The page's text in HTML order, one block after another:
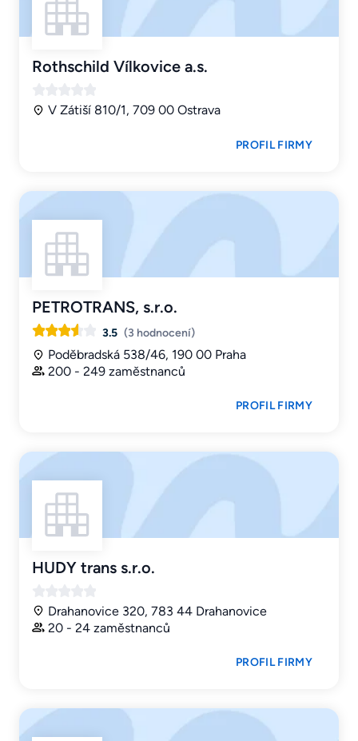
Rothschild Vílkovice a.s.
V Zátiší 810/1, 709 00 Ostrava
PROFIL FIRMY
PETROTRANS, s.r.o.
3.5 (3 hodnocení)
Poděbradská 538/46, 190 00 Praha
200 - 249 zaměstnanců
PROFIL FIRMY
HUDY trans s.r.o.
Drahanovice 320, 783 44 Drahanovice
20 - 24 zaměstnanců
PROFIL FIRMY